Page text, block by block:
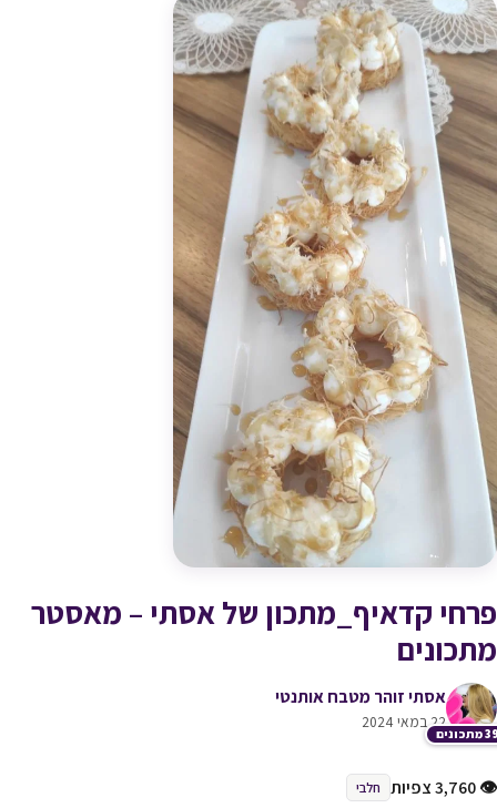
פרחי קדאיף_מתכון של אסתי – מאסטר
מתכונים
אסתי זוהר מטבח אותנטי
22 במאי 2024
👁 3,760 צפיות חלבי